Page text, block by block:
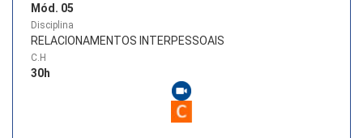
Mód. 05
Disciplina
RELACIONAMENTOS INTERPESSOAIS
C.H
30h